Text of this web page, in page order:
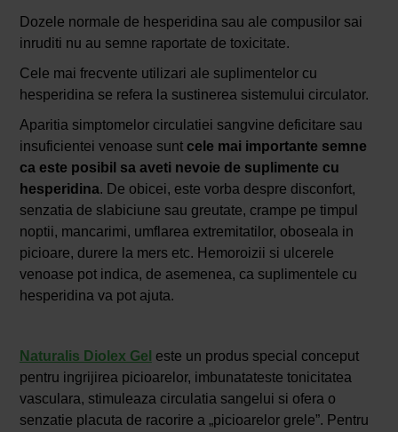
Dozele normale de hesperidina sau ale compusilor sai
inruditi nu au semne raportate de toxicitate.
Cele mai frecvente utilizari ale suplimentelor cu
hesperidina se refera la sustinerea sistemului circulator.
Aparitia simptomelor circulatiei sangvine deficitare sau
insuficientei venoase sunt cele mai importante semne
ca este posibil sa aveti nevoie de suplimente cu
hesperidina. De obicei, este vorba despre disconfort,
senzatia de slabiciune sau greutate, crampe pe timpul
noptii, mancarimi, umflarea extremitatilor, oboseala in
picioare, durere la mers etc. Hemoroizii si ulcerele
venoase pot indica, de asemenea, ca suplimentele cu
hesperidina va pot ajuta.
Naturalis Diolex Gel este un produs special conceput
pentru ingrijirea picioarelor, imbunatateste tonicitatea
vasculara, stimuleaza circulatia sangelui si ofera o
senzatie placuta de racorire a „picioarelor grele”. Pentru